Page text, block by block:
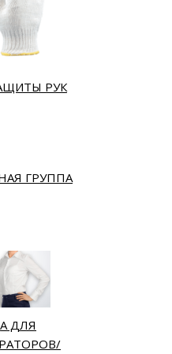
РУК
ГРУППА
ДЛЯ